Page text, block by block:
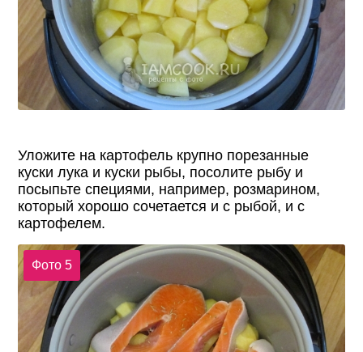
Уложите на картофель крупно порезанные
куски лука и куски рыбы, посолите рыбу и
посыпьте специями, например, розмарином,
который хорошо сочетается и с рыбой, и с
картофелем.
Фото 5